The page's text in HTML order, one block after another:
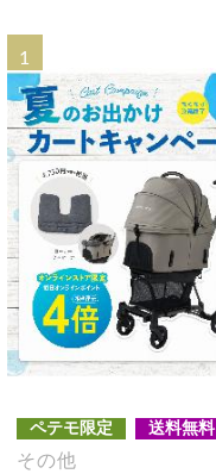
1
ペテモ限定 送料無料
その他